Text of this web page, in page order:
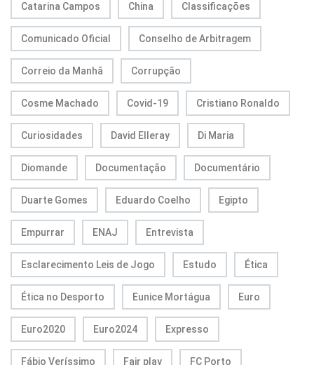
Catarina Campos China Classificações
Comunicado Oficial Conselho de Arbitragem
Correio da Manhã Corrupção
Cosme Machado Covid-19 Cristiano Ronaldo
Curiosidades David Elleray Di Maria
Diomande Documentação Documentário
Duarte Gomes Eduardo Coelho Egipto
Empurrar ENAJ Entrevista
Esclarecimento Leis de Jogo Estudo Ética
Ética no Desporto Eunice Mortágua Euro
Euro2020 Euro2024 Expresso
Fábio Veríssimo Fair play FC Porto